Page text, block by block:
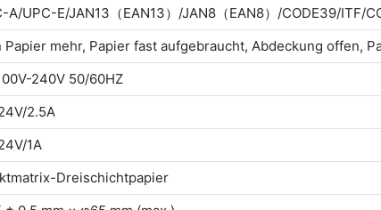
A/UPC-E/JAN13（EAN13）/JAN8（EAN8）/CODE39/ITF/
Papier mehr, Papier fast aufgebraucht, Abdeckung offen,
240V 50/60HZ
2.5A
1A
Dreischichtpapier